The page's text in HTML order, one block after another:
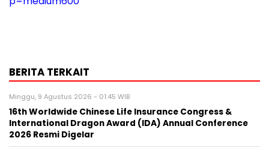
BERITA TERKAIT
Minggu, 9 Agustus 2026 - 01:45 WIB
16th Worldwide Chinese Life Insurance Congress &
International Dragon Award (IDA) Annual Conference
2026 Resmi Digelar